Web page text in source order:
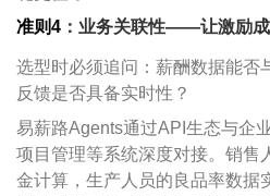
准则4 ：业务关联性——让激励
选型时必须追问：薪酬数据能否
反馈是否具备实时性？
易薪路Agents通过API 生态与企
项目管理等系统深度对接。销售
金计算，生产人员的良品率数据